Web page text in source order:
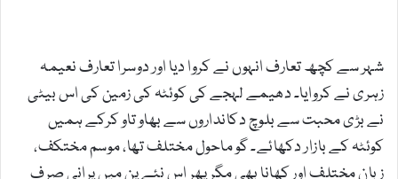
شہر سے کچھ تعارف انہوں نے کروا دیا اور دوسرا تعارف نعیمہ
زہری نے کروایا۔ دھیمے لہجے کی کوئٹہ کی زمین کی اس بیٹی
نے بڑی محبت سے بلوچ دکانداروں سے بھاو تاو کرکے ہمیں
کوئٹہ کے بازار دکھائے۔ گو ماحول مختلف تھا، موسم مختکف،
زبان مختلف اور کھانا بھی مگر پھر اس نئے پن میں پرانی صرف